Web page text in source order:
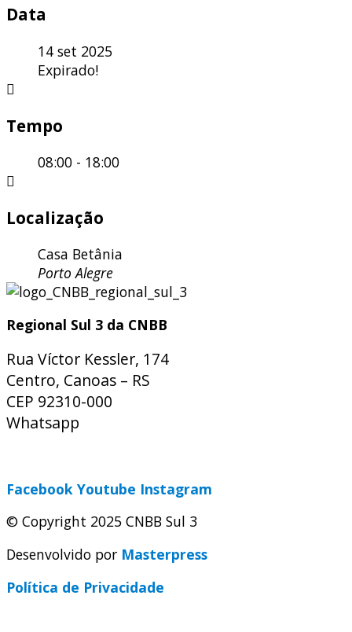
Data
14 set 2025
Expirado!
Tempo
08:00 - 18:00
Localização
Casa Betânia
Porto Alegre
Regional Sul 3 da CNBB
Rua Víctor Kessler, 174
Centro, Canoas – RS
CEP 92310-000
Whatsapp
Facebook Youtube Instagram
© Copyright 2025 CNBB Sul 3
Desenvolvido por Masterpress
Política de Privacidade